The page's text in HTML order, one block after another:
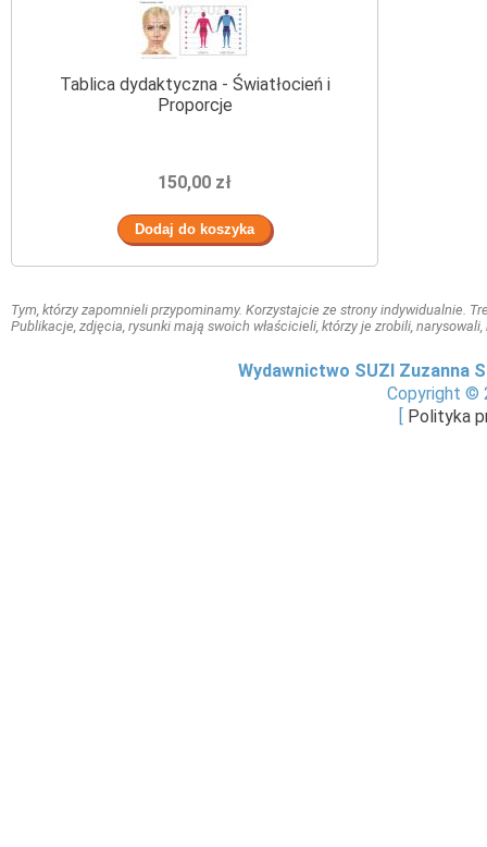
Tablica dydaktyczna - Światłocień i
Proporcje
150,00 zł
Tym, którzy zapomnieli przypominamy. Korzystajcie ze strony indywidualnie.
Publikacje, zdjęcia, rysunki mają swoich właścicieli, którzy je zrobili,
Wydawnictwo SUZI Zuzanna
Copyright ©
[ Polityka